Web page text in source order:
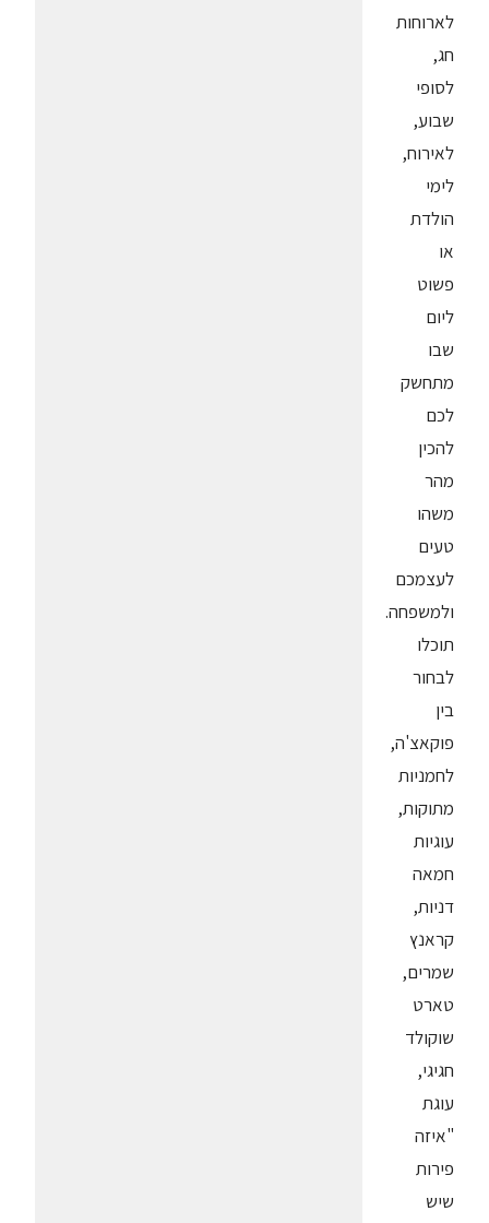
לארוחות
חג,
לסופי
שבוע,
לאירוח,
לימי
הולדת
או
פשוט
ליום
שבו
מתחשק
לכם
להכין
מהר
משהו
טעים
לעצמכם
ולמשפחה.
תוכלו
לבחור
בין
פוקאצ'ה,
לחמניות
מתוקות,
עוגיות
חמאה
דניות,
קראנץ
שמרים,
טארט
שוקולד
חגיגי,
עוגת
"איזה
פירות
שיש